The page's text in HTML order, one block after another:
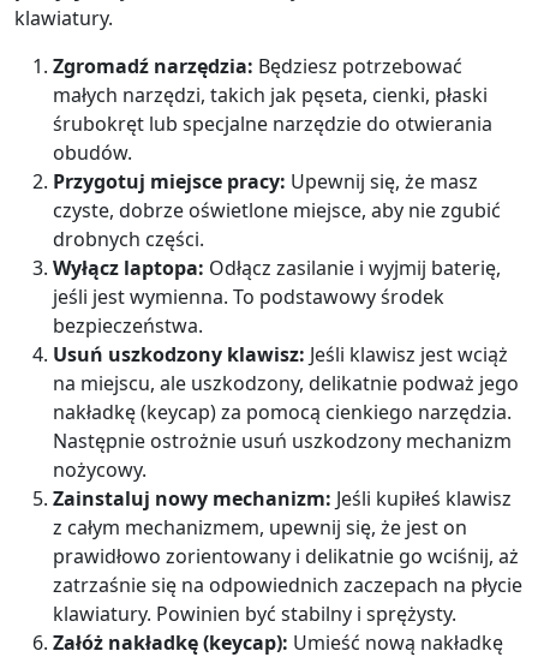
klawiatury.
Zgromadź narzędzia: Będziesz potrzebować
małych narzędzi, takich jak pęseta, cienki, płaski
śrubokręt lub specjalne narzędzie do otwierania
obudów.
Przygotuj miejsce pracy: Upewnij się, że masz
czyste, dobrze oświetlone miejsce, aby nie zgubić
drobnych części.
Wyłącz laptopa: Odłącz zasilanie i wyjmij baterię,
jeśli jest wymienna. To podstawowy środek
bezpieczeństwa.
Usuń uszkodzony klawisz: Jeśli klawisz jest wciąż
na miejscu, ale uszkodzony, delikatnie podważ jego
nakładkę (keycap) za pomocą cienkiego narzędzia.
Następnie ostrożnie usuń uszkodzony mechanizm
nożycowy.
Zainstaluj nowy mechanizm: Jeśli kupiłeś klawisz
z całym mechanizmem, upewnij się, że jest on
prawidłowo zorientowany i delikatnie go wciśnij, aż
zatrzaśnie się na odpowiednich zaczepach na płycie
klawiatury. Powinien być stabilny i sprężysty.
Załóż nakładkę (keycap): Umieść nową nakładkę